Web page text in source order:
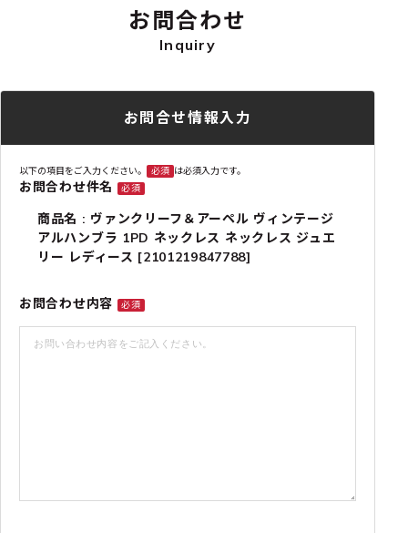
お問合わせ
Inquiry
お問合せ情報入力
以下の項目をご入力ください。 必須 は必須入力です。
お問合わせ件名 必須
商品名 : ヴァンクリーフ＆アーペル ヴィンテージ
アルハンブラ 1PD ネックレス ネックレス ジュエ
リー レディース [2101219847788]
お問合わせ内容 必須